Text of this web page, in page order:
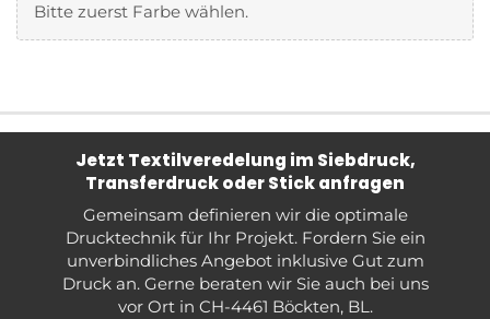
Bitte zuerst Farbe wählen.
Jetzt Textilveredelung im Siebdruck,
Transferdruck oder Stick anfragen
Gemeinsam definieren wir die optimale
Drucktechnik für Ihr Projekt. Fordern Sie ein
unverbindliches Angebot inklusive Gut zum
Druck an. Gerne beraten wir Sie auch bei uns
vor Ort in CH-4461 Böckten, BL.